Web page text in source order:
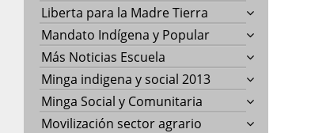
Liberta para la Madre Tierra
Mandato Indígena y Popular
Más Noticias Escuela
Minga indigena y social 2013
Minga Social y Comunitaria
Movilización sector agrario